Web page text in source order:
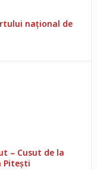
național de
– Cusut de la
Pitești